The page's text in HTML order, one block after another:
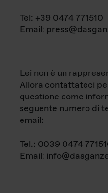
Tel: +39 0474 771510
Email:
Lei non è un
Allora contattateci
questione come
seguente numero di
email:
Tel.: 0039 0474
Email: